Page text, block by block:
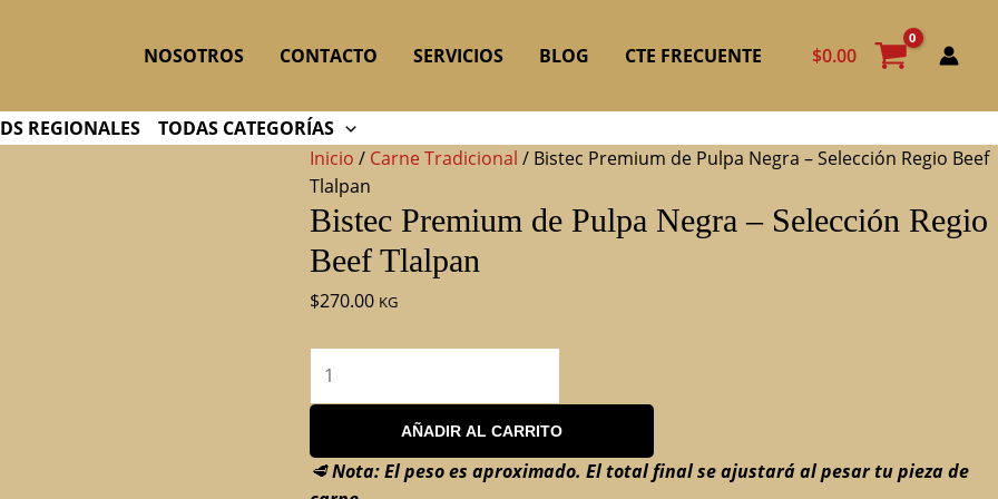
NOSOTROS CONTACTO SERVICIOS BLOG CTE FRECUENTE $0.00
REGIONALES
TODAS CATEGORÍAS
Inicio / Carne Tradicional / Bistec Premium de Pulpa Negra – Selección Regio Beef
Tlalpan
Bistec Premium de Pulpa Negra – Selección Regio
Beef Tlalpan
$270.00 KG
de
Negra
–
Selección
Regio
Beef
Tlalpan
cantidad
AÑADIR AL CARRITO
🥩Nota: El peso es aproximado. El total final se ajustará al pesar tu pieza de